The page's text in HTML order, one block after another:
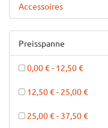
Accessoires
Preisspanne
0,00 € - 12,50 €
12,50 € - 25,00 €
25,00 € - 37,50 €